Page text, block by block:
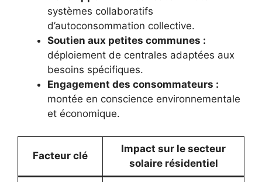
systèmes collaboratifs
d’autoconsommation collective.
Soutien aux petites communes :
déploiement de centrales adaptées aux
besoins spécifiques.
Engagement des consommateurs :
montée en conscience environnementale
et économique.
Facteur clé
Impact sur le secteur
solaire résidentiel